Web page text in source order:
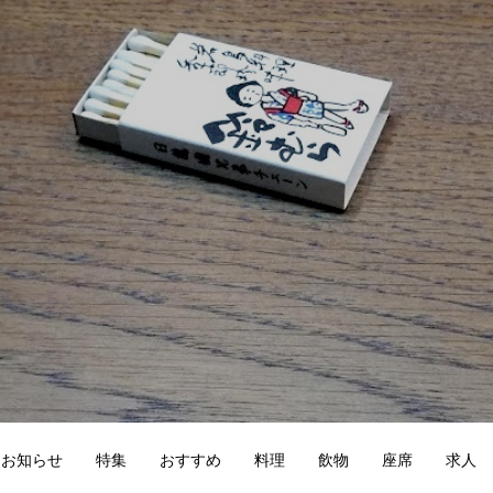
お知らせ 特集 おすすめ 料理 飲物 座席 求人